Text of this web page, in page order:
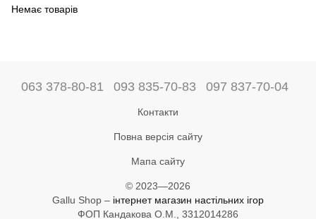
Немає товарів
063 378-80-81 093 835-70-83 097 837-70-04
Контакти
Повна версія сайту
Мапа сайту
© 2023—2026
Gallu Shop – інтернет магазин настільних ігор
ФОП Кандакова О.М., 3312014286